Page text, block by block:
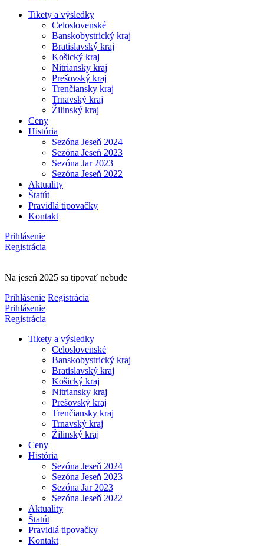
Tikety a výsledky
Celoslovenské
Banskobystrický kraj
Bratislavský kraj
Košický kraj
Nitriansky kraj
Prešovský kraj
Trenčiansky kraj
Trnavský kraj
Žilinský kraj
Ceny
História
Sezóna Jeseň 2024
Sezóna Jeseň 2023
Sezóna Jar 2023
Sezóna Jeseň 2022
Aktuality
Štatút
Pravidlá tipovačky
Kontakt
Prihlásenie
Registrácia
Na jeseň 2025 sa tipovať nebude
Prihlásenie Registrácia
Prihlásenie
Registrácia
Tikety a výsledky
Celoslovenské
Banskobystrický kraj
Bratislavský kraj
Košický kraj
Nitriansky kraj
Prešovský kraj
Trenčiansky kraj
Trnavský kraj
Žilinský kraj
Ceny
História
Sezóna Jeseň 2024
Sezóna Jeseň 2023
Sezóna Jar 2023
Sezóna Jeseň 2022
Aktuality
Štatút
Pravidlá tipovačky
Kontakt